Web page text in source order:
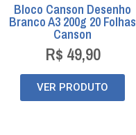
Bloco Canson Desenho
Branco A3 200g 20 Folhas
Canson
R$ 49,90
VER PRODUTO